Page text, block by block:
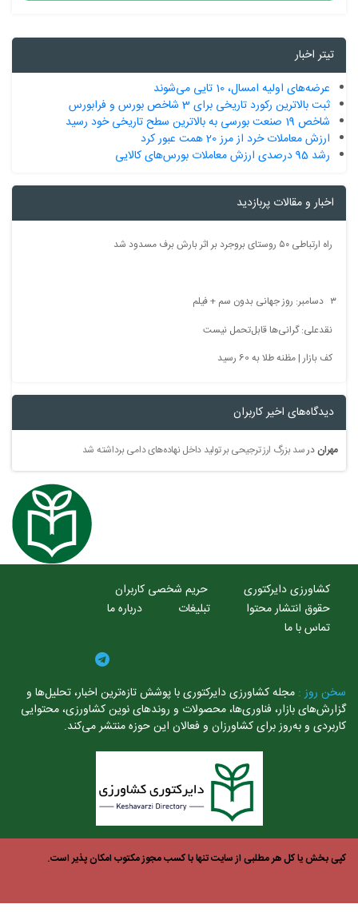
تیتر اخبار
عرضه‌های اولیه امسال، 10 تایی می‌شوند
ثبت بالاترین رکورد تاریخی برای 3 شاخص بورس و فرابورس
شاخص 19 صنعت بورسی به بالاترین سطح تاریخی خود رسید
ارزش معاملات خرد از مرز 20 همت عبور کرد
رشد 95 درصدی ارزش معاملات بورس‌های کالایی
اخبار و مقالات پربازدید
راه ارتباطی ۵۰ روستای بروجرد بر اثر بارش برف مسدود شد
نقدعلی: گرانی‌ها قابل‌تحمل نیست
کف بازار | مظنه طلا به 60 رسید
دیدگاه‌های اخیر کاربران
مهراندرسد بزرگ ارز ترجیحی بر تولید داخل نهاده‌های دامی برداشته شد
کشاورزی دایرکتوری
حریم شخصی کاربران
حقوق انتشار محتوا
تبلیغات
درباره ما
تماس با ما
روز :مجله کشاورزی دایرکتوری با پوشش تازه‌ترین اخبار، تحلیل‌ها و
بازار، فناوری‌ها، محصولات و روندهای نوین کشاورزی، محتوایی
و به‌روز برای کشاورزان و فعالان این حوزه منتشر می‌کند.
بخش یا کل هر مطلبی از سایت تنها با کسب مجوز مکتوب امکان پذیر است.